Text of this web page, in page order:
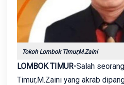
Tokoh Lombok Timur,M.Zaini
LOMBOK TIMUR-Salah
Timur,M.Zaini yang akrab